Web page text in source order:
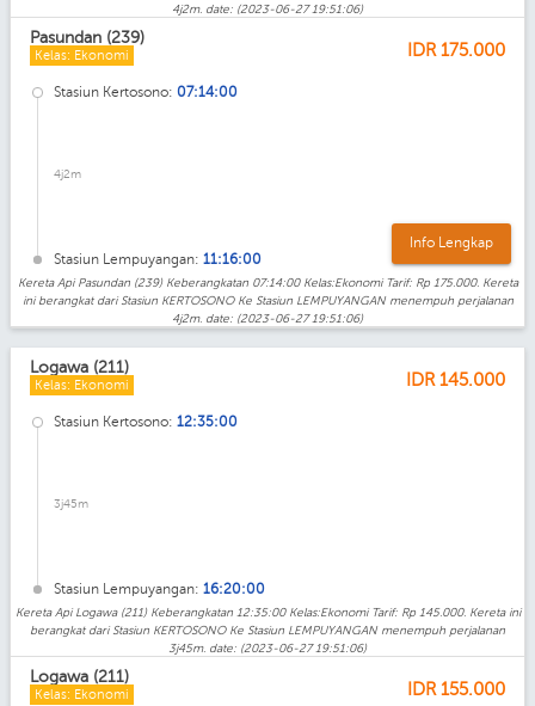
4j2m. date: (2023-06-27 19:51:06)
Pasundan (239)
Kelas: Ekonomi IDR 175.000
Stasiun Kertosono: 07:14:00
4j2m
Stasiun Lempuyangan: 11:16:00
Info Lengkap
Kereta Api Pasundan (239) Keberangkatan 07:14:00 Kelas:Ekonomi Tarif: Rp 175.000. Kereta
ini berangkat dari Stasiun KERTOSONO Ke Stasiun LEMPUYANGAN menempuh perjalanan
4j2m. date: (2023-06-27 19:51:06)
Logawa (211)
Kelas: Ekonomi IDR 145.000
Stasiun Kertosono: 12:35:00
3j45m
Stasiun Lempuyangan: 16:20:00
Kereta Api Logawa (211) Keberangkatan 12:35:00 Kelas:Ekonomi Tarif: Rp 145.000. Kereta ini
berangkat dari Stasiun KERTOSONO Ke Stasiun LEMPUYANGAN menempuh perjalanan
3j45m. date: (2023-06-27 19:51:06)
Logawa (211)
Kelas: Ekonomi IDR 155.000